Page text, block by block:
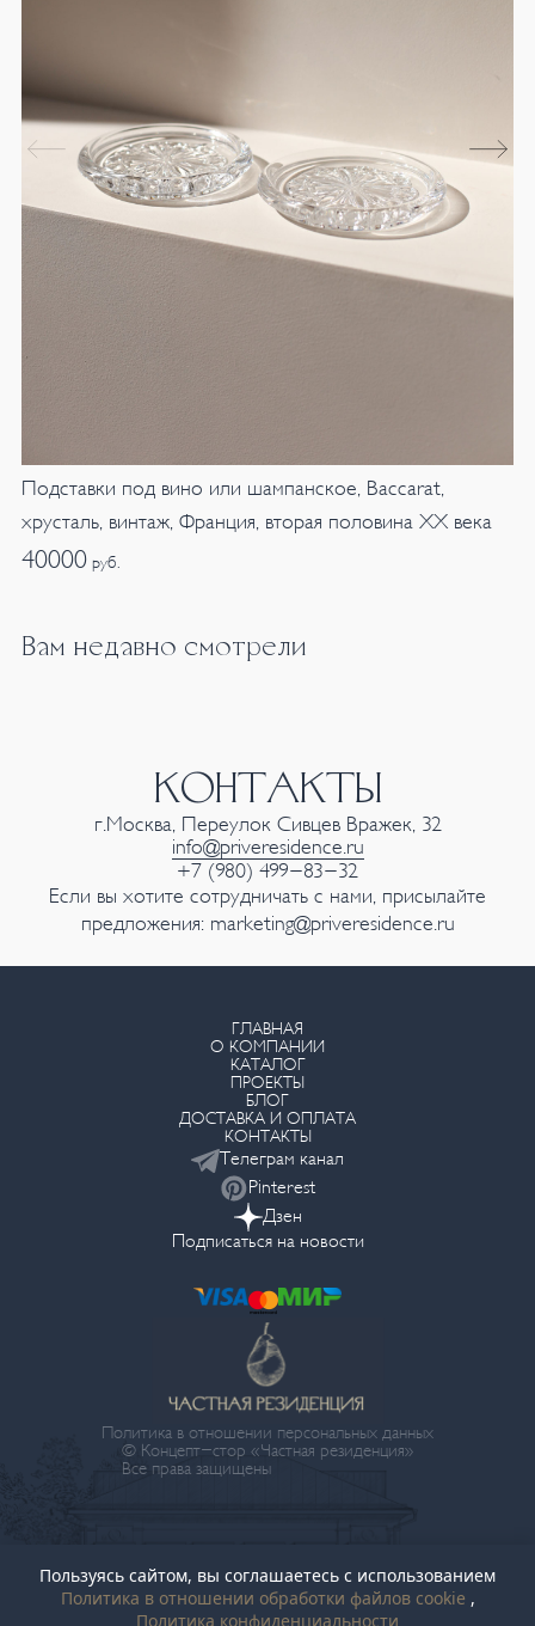
Подставки под вино или шампанское, Baccarat,
хрусталь, винтаж, Франция, вторая половина XX века
40000 руб.
Вам недавно смотрели
КОНТАКТЫ
г.Москва, Переулок Сивцев Вражек, 32
info@priveresidence.ru
+7 (980) 499-83-32
Если вы хотите сотрудничать с нами, присылайте
предложения: marketing@priveresidence.ru
Пользуясь сайтом, вы соглашаетесь с использованием
Политика в отношении обработки файлов cookie ,
Политика конфиденциальности
ГЛАВНАЯ
О КОМПАНИИ
КАТАЛОГ
ПРОЕКТЫ
БЛОГ
ДОСТАВКА И ОПЛАТА
КОНТАКТЫ
Телеграм канал
Pinterest
Дзен
Подписаться на новости
Политика в отношении персональных данных
© Концепт-стор «Частная резиденция»
Все права защищены